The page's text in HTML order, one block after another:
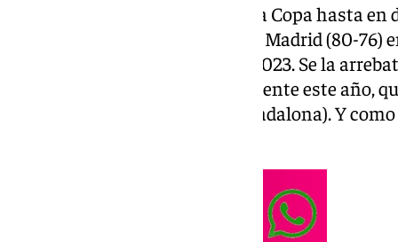
El conjunto cajista ha ganado la Copa hasta
2005, cuando se impuso al Real Madrid (80-
fue hace tan solo dos años, en 2023. Se la
tras imponerse 95-86. Precisamente este año,
debuta contra el Joventut (de Badalona). Y